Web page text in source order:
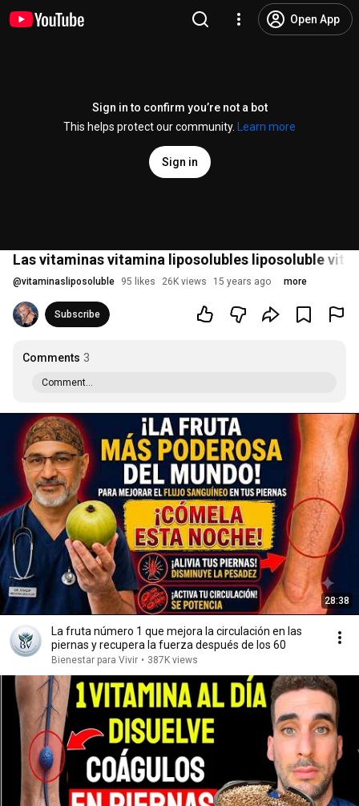
Open App
Sign in to confirm you’re not a bot
This helps protect our community.
Learn more
Sign in
Las vitaminas vitamina liposolubles liposoluble
@vitaminasliposoluble 95 likes 26K views 15 years ago more
Subscribe
Comments 3
Comment...
28:38
La fruta número 1 que mejora la circulación en las
piernas y recupera la fuerza después de los 60
Bienestar para Vivir • 387K views